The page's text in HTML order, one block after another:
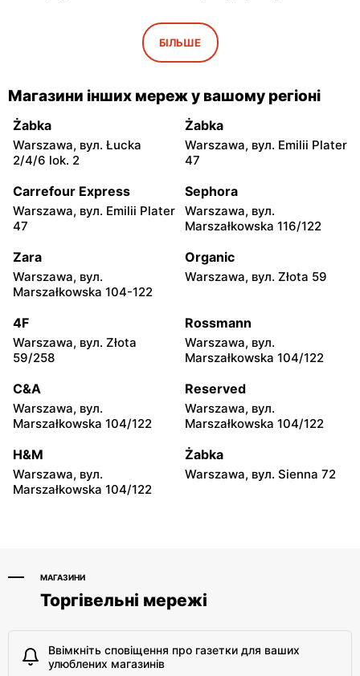
Iwaniska, вул. Ujazdowska
moje sklepy
Bogoria, вул. Rynek 30
moje sklepy
Gorzyce, вул. Szkolna 44 Grębów, вул. Wydrza 180
moje sklepy
Jadachy, вул. Jadachy 111
moje sklepy
Jeżowe, вул. Zalesie 77
moje sklepy
Kazimierza Wielka, вул.
Kolejowa 15
moje sklepy
Kamień, вул. Błonie 23
moje sklepy
Górki, вул. Górki 71
moje sklepy
Gumniska, вул. Gumniska
moje sklepy
Iwierzyce, вул. Iwierzyce
152A
moje sklepy
Tczew, вул. Franciszka
Żwirki 61
moje sklepy
Hyżne, вул. Hyżne 100
moje sklepy
Jarosław, вул. Pełkińska
147
moje sklepy
Niebylec, вул. Niebylec 139
moje sklepy
Opole, вул. Grudzicka 45
БІЛЬШЕ
Магазини інших мереж у вашому регіоні
Żabka
Warszawa, вул. Łucka
2/4/6 lok. 2
Żabka
Warszawa, вул. Emilii Plater
47
Carrefour Express
Warszawa, вул. Emilii Plater
47
Sephora
Warszawa, вул.
Marszałkowska 116/122
Zara
Warszawa, вул.
Marszałkowska 104-122
Organic
Warszawa, вул. Złota 59
4F
Warszawa, вул. Złota
59/258
Rossmann
Warszawa, вул.
Marszałkowska 104/122
C&A
Warszawa, вул.
Marszałkowska 104/122
Reserved
Warszawa, вул.
Marszałkowska 104/122
H&M
Warszawa, вул.
Marszałkowska 104/122
Żabka
Warszawa, вул. Sienna 72
МАГАЗИНИ
Торгівельні мережі
Ввімкніть сповіщення про газетки для ваших
улюблених магазинів